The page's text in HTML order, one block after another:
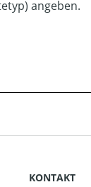
angeben.
KONTAKT